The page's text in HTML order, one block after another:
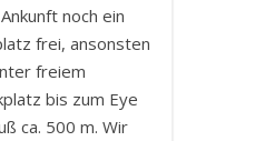
noch ein
frei, ansonsten
freiem
bis zum Eye
ca. 500 m. Wir